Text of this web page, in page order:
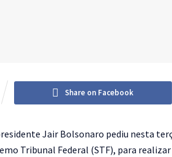
Share on Facebook
Jair Bolsonaro pediu nesta
Tribunal Federal (STF), para